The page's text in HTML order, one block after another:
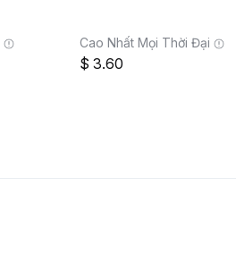
Cao Nhất Mọi Thời Đại
3.60